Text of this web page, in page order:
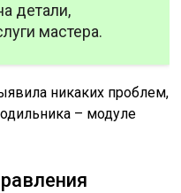
детали,
мастера.
никаких проблем,
– модуле